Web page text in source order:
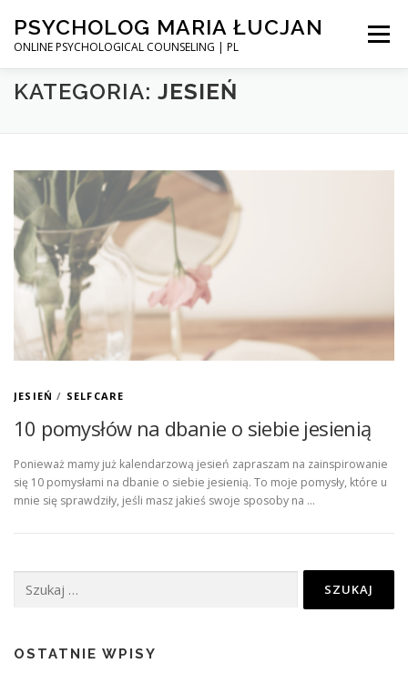
treści
PSYCHOLOG MARIA ŁUCJAN
ONLINE PSYCHOLOGICAL COUNSELING | PL
Menu
STRONA GŁÓWNA UMÓW WIZYTĘ
PEWNOŚĆ SIEBIE – KURS ONLINE BLOG
INSTAGRAM
KATEGORIA: JESIEŃ
JESIEŃ / SELFCARE
10 pomysłów na dbanie o siebie jesienią
Ponieważ mamy już kalendarzową jesień zapraszam na zainspirowanie
się 10 pomysłami na dbanie o siebie jesienią. To moje pomysły, które u
mnie się sprawdziły, jeśli masz jakieś swoje sposoby na …
OSTATNIE WPISY